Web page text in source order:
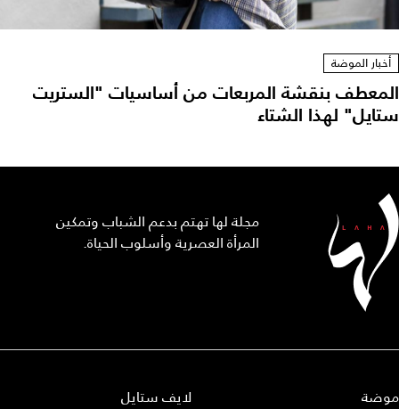
أخبار الموضة
المعطف بنقشة المربعات من أساسيات "الستريت
ستايل" لهذا الشتاء
مجلة لها تهتم بدعم الشباب وتمكين
المرأة العصرية وأسلوب الحياة.
موضة
لايف ستايل